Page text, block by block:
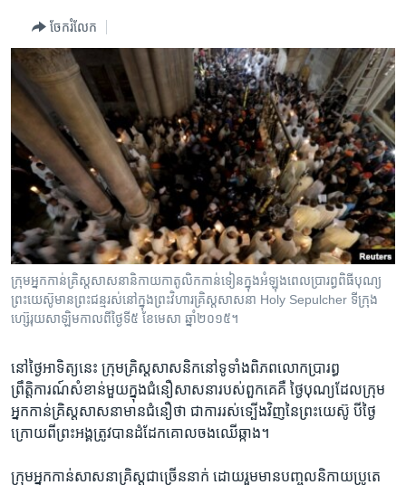
ទៅ​
ទំព័រ​
រំលង​
និង​
ទៅ​
កាន់​
ស្វែង​
កម្ពុជាច្នៃប្រតិដ្ឋ
ព្រឹត្តិការណ៍ព័ត៌មាន
ទូរទស្សន៍ / វីដេអូ​
វិទ្យុ / ផតខាសថ៍
កម្មវិធីទាំងអស់
Khmer English
បណ្តាញ​សង្គម
ចែករំលែក
ក្រុម​អ្នក​កាន់​គ្រិស្ត​សាសនា​និកាយ​កាតូលិក​កាន់​ទៀន​ក្នុង​អំឡុង​ពេល​ប្រារព្ធ​ពិធី​បុណ្យ​
ព្រះ​យេស៊ូ​មាន​ព្រះជន្ម​រស់​នៅ​ក្នុង​​ព្រះវិហារ​គ្រិស្ត​សាសនា​ Holy Sepulcher ទីក្រុង​
ហ្ស៊េរុយសាឡិម​កាល​ពី​ថ្ងៃ​ទី​៥​ ខែ​មេសា​ ឆ្នាំ​២០១៥។
នៅ​ថ្ងៃ​អាទិត្យ​នេះ​ ក្រុម​គ្រិស្ត​សាសនិក​នៅ​ទូទាំង​ពិភពលោក​ប្រារព្ធ​
ព្រឹត្តិការណ៍​សំខាន់​មួយ​ក្នុង​ជំនឿ​សាសនា​របស់​ពួកគេ​គឺ​ ​ថ្ងៃ​បុណ្យ​ដែល​ក្រុម​
អ្នក​កាន់​គ្រិស្ត​សាសនា​មាន​ជំនឿ​ថា ​ជា​ការ​រស់​ទ្បើង​វិញ​នៃ​ព្រះយេស៊ូ​ បី​ថ្ងៃ​
ក្រោយ​ពី​ព្រះអង្គ​ត្រូវ​បាន​ដំ​ដែក​គោល​ចង​ឈើឆ្កាង​។
ក្រុម​អ្នក​កាន់​សាសនា​គ្រិស្ត​ជា​ច្រើន​នាក់​ ដោយ​រួម​មាន​បញ្ចូល​និកាយ​ប្រូតេ